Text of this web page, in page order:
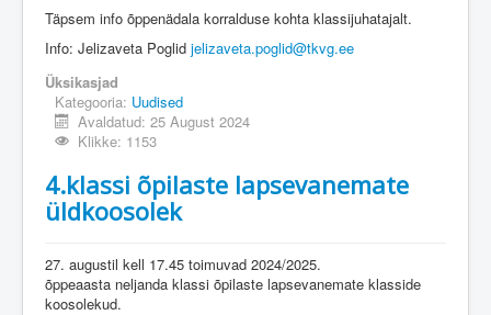
Täpsem info õppenädala korralduse kohta klassijuhatajalt.
Info: Jelizaveta Poglid jelizaveta.poglid@tkvg.ee
Üksikasjad
Kategooria: Uudised
Avaldatud: 25 August 2024
Klikke: 1153
4.klassi õpilaste lapsevanemate
üldkoosolek
27. augustil kell 17.45 toimuvad 2024/2025.
õppeaasta neljanda klassi õpilaste lapsevanemate klasside
koosolekud.